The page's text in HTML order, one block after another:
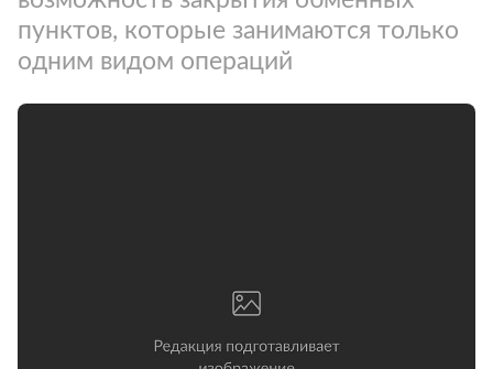
пунктов, которые занимаются только
одним видом операций